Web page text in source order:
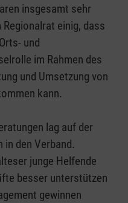
insgesamt sehr
einig, dass
und
im Rahmen des
und Umsetzung von
kann.
lag auf der
in den Verband.
junge Helfende
besser unterstützen
gewinnen